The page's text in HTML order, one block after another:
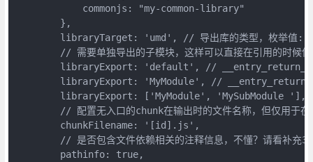
            commonjs: "my-common-library"
        },
libraryTarget: 'umd', // 导出库的类型，枚举值:
// 需要单独导出的子模块，这样可以直接在引用的时候
libraryExport: 'default', //
libraryExport: 'MyModule', //
libraryExport: ['MyModule', 'MySubModule '],
// 配置无入口的chunk在输出时的文件名称，但仅用于
        chunkFilename: '[id].js',
// 是否包含文件依赖相关的注释信息，不懂？请看补
        pathinfo: true,